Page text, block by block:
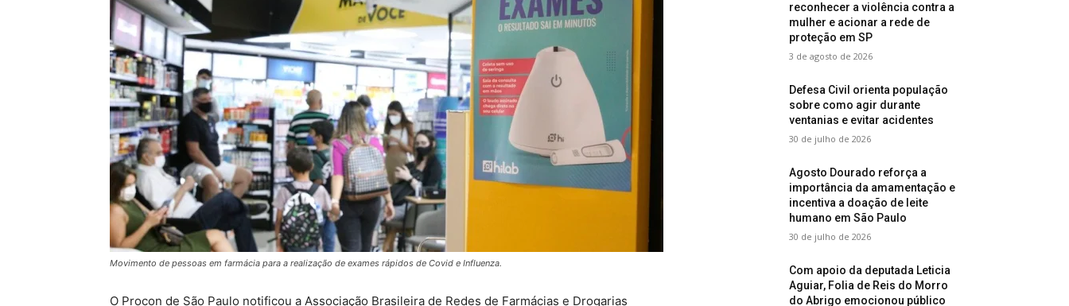
Movimento de pessoas em farmácia para a realização de exames rápidos de Covid e Influenza.
O Procon de São Paulo notificou a Associação Brasileira de Redes de Farmácias e Drogarias
reconhecer a violência contra a
mulher e acionar a rede de
proteção em SP
3 de agosto de 2026
Defesa Civil orienta população
sobre como agir durante
ventanias e evitar acidentes
30 de julho de 2026
Agosto Dourado reforça a
importância da amamentação e
incentiva a doação de leite
humano em São Paulo
30 de julho de 2026
Com apoio da deputada Leticia
Aguiar, Folia de Reis do Morro
do Abrigo emocionou público